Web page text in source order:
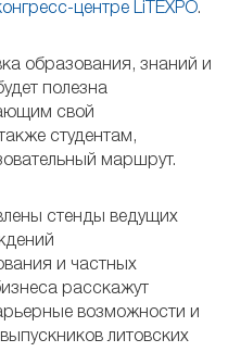
центре LiTEXPO.
образования, знаний и
полезна
свой
студентам,
маршрут.
стенды ведущих
и частных
расскажут
возможности и
литовских